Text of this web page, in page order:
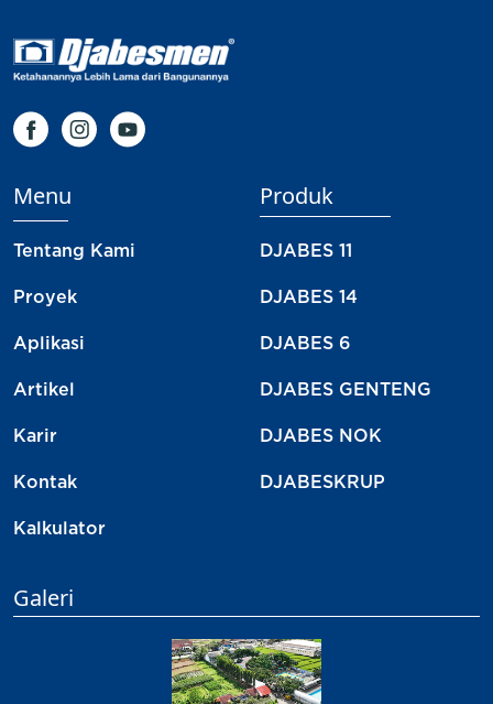
Menu
Tentang Kami
Proyek
Aplikasi
Artikel
Karir
Kontak
Kalkulator
Produk
DJABES 11
DJABES 14
DJABES 6
DJABES GENTENG
DJABES NOK
DJABESKRUP
Galeri